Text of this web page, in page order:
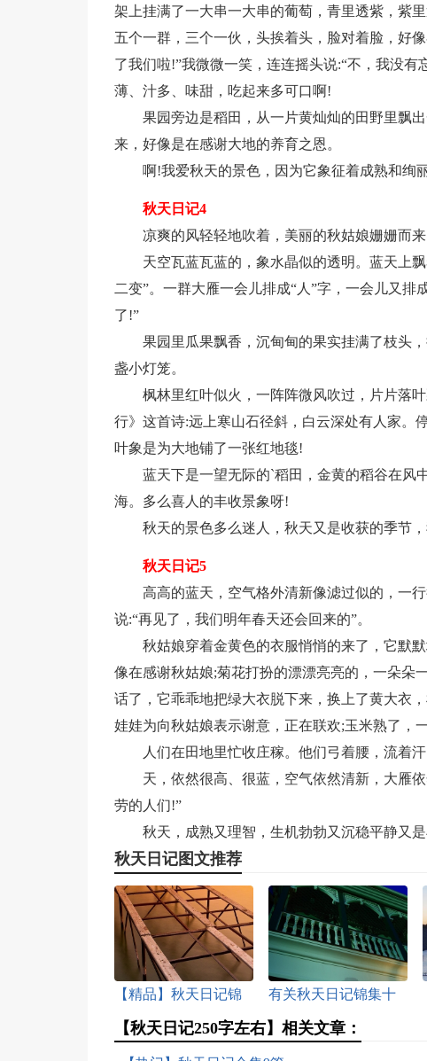
架上挂满了一大串一大串的葡萄，青里透紫，紫
五个一群，三个一伙，头挨着头，脸对着脸，好
了我们啦!”我微微一笑，连连摇头说:“不，我没
薄、汁多、味甜，吃起来多可口啊!
果园旁边是稻田，从一片黄灿灿的田野里飘
来，好像是在感谢大地的养育之恩。
啊!我爱秋天的景色，因为它象征着成熟和绚丽
秋天日记4
凉爽的风轻轻地吹着，美丽的秋姑娘姗姗而来
天空瓦蓝瓦蓝的，象水晶似的透明。蓝天上
二变”。一群大雁一会儿排成“人”字，一会儿又排
了!”
果园里瓜果飘香，沉甸甸的果实挂满了枝头
盏小灯笼。
枫林里红叶似火，一阵阵微风吹过，片片落
行》这首诗:远上寒山石径斜，白云深处有人家。
叶象是为大地铺了一张红地毯!
蓝天下是一望无际的`稻田，金黄的稻谷在风
海。多么喜人的丰收景象呀!
秋天的景色多么迷人，秋天又是收获的季节，
秋天日记5
高高的蓝天，空气格外清新像滤过似的，一
说:“再见了，我们明年春天还会回来的”。
秋姑娘穿着金黄色的衣服悄悄的来了，它默
像在感谢秋姑娘;菊花打扮的漂漂亮亮的，一朵朵
话了，它乖乖地把绿大衣脱下来，换上了黄大衣
娃娃为向秋姑娘表示谢意，正在联欢;玉米熟了，
人们在田地里忙收庄稼。他们弓着腰，流着
天，依然很高、很蓝，空气依然清新，大雁
劳的人们!”
秋天，成熟又理智，生机勃勃又沉稳平静又
秋天日记图文推荐
【精品】秋天日记锦
集五篇
有关秋天日记锦集十
篇
【秋天日记250字左右】相关文章：